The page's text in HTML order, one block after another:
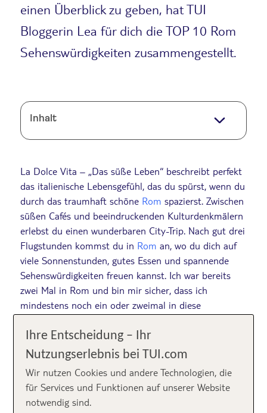
einen Überblick zu geben, hat TUI
Bloggerin Lea für dich die TOP 10 Rom
Sehenswürdigkeiten zusammengestellt.
Inhalt
La Dolce Vita – „Das süße Leben“ beschreibt perfekt
das italienische Lebensgefühl, das du spürst, wenn du
durch das traumhaft schöne Rom spazierst. Zwischen
süßen Cafés und beeindruckenden Kulturdenkmälern
erlebst du einen wunderbaren City-Trip. Nach gut drei
Flugstunden kommst du in Rom an, wo du dich auf
viele Sonnenstunden, gutes Essen und spannende
Sehenswürdigkeiten freuen kannst. Ich war bereits
zwei Mal in Rom und bin mir sicher, dass ich
mindestens noch ein oder zweimal in diese
wieder eine Reise wert!
Rom
Sehenswürdigkeiten
Ihre Entscheidung – Ihr
Nutzungserlebnis bei TUI.com
Wir nutzen Cookies und andere Technologien, die
für Services und Funktionen auf unserer Website
notwendig sind.